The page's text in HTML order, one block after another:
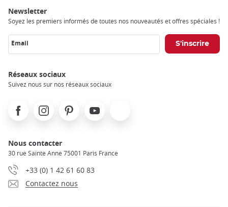
Newsletter
Soyez les premiers informés de toutes nos nouveautés et offres spéciales !
Email
Réseaux sociaux
Suivez nous sur nos réseaux sociaux
FacebookInstagramPinterest Youtube
Nous contacter
30 rue Sainte Anne 75001 Paris France
+33 (0) 1 42 61 60 83
Contactez nous